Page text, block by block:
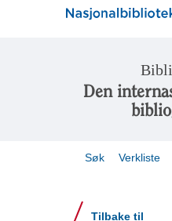
Den
Søk Verkliste
Tilbake til